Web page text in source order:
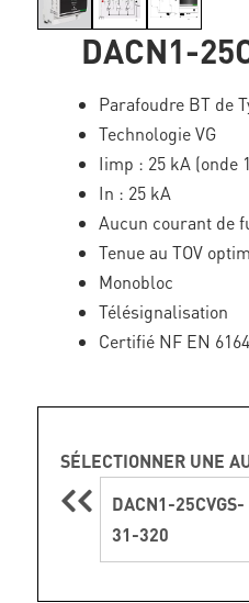
DACN1-
Parafoudre BT de
Technologie VG
Iimp : 25 kA (onde
In : 25 kA
Aucun courant de
Tenue au TOV
Monobloc
Télésignalisation
Certifié NF EN
SÉLECTIONNER UNE
DACN1-25CVGS-
31-320